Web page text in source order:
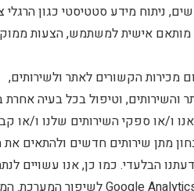
ניתוח מידע סטטיסטי כגון הרגלי
אישית למשתמש, הצעות
מכירות הקשורים לאתר ולשירותים,
והשירותים, וטיפול בכל בעיה
ו/או ספקי השירותים שלנו ו/או
מתן שירותים חדשים ולהתאים